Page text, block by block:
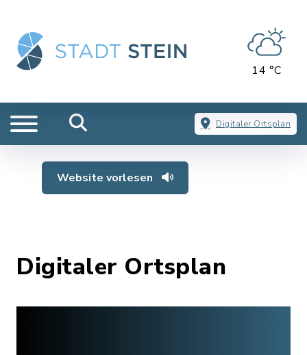
14 °C
Digitaler Ortsplan
Website vorlesen
Digitaler Ortsplan